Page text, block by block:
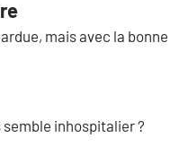
mais avec la bonne
inhospitalier ?